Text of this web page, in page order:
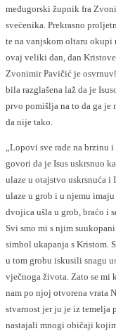
međugorski župnik fra
svećenika. Prekrasno
te na vanjskom oltaru
ovaj veliki dan, dan
Zvonimir Pavičić je
bila razglašena laž da je
prvo pomišlja na to da ga
da nije tako.
„Lopovi sve rade na brzinu
govori da je Isus uskrsnuo
ulaze u otajstvo uskrsnuća
ulaze u grob i u njemu
dvojica ušla u grob, braćo i
Svi smo mi s njim
simbol ukapanja s Kristom.
u tom grobu iskusili snagu
vječnoga života. Zato se mi
nam po njoj otvorena vrata
stvarnost jer ju je iz temelja
nastajali mnogi običaji